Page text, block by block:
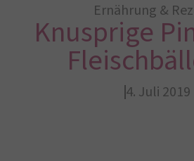
Ernährung &
Knusprige
4. Juli 2019